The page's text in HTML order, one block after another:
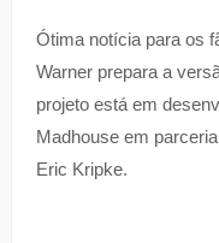
Ótima notícia para os
Warner prepara a
projeto está em
Madhouse em
Eric Kripke.